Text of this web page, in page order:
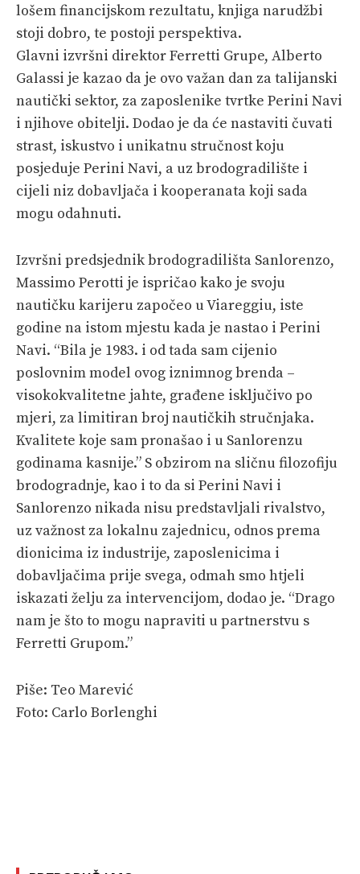
lošem financijskom rezultatu, knjiga narudžbi
stoji dobro, te postoji perspektiva.
Glavni izvršni direktor Ferretti Grupe, Alberto
Galassi je kazao da je ovo važan dan za talijanski
nautički sektor, za zaposlenike tvrtke Perini Navi
i njihove obitelji. Dodao je da će nastaviti čuvati
strast, iskustvo i unikatnu stručnost koju
posjeduje Perini Navi, a uz brodogradilište i
cijeli niz dobavljača i kooperanata koji sada
mogu odahnuti.
Izvršni predsjednik brodogradilišta Sanlorenzo,
Massimo Perotti je ispričao kako je svoju
nautičku karijeru započeo u Viareggiu, iste
godine na istom mjestu kada je nastao i Perini
Navi. “Bila je 1983. i od tada sam cijenio
poslovnim model ovog iznimnog brenda –
visokokvalitetne jahte, građene isključivo po
mjeri, za limitiran broj nautičkih stručnjaka.
Kvalitete koje sam pronašao i u Sanlorenzu
godinama kasnije.” S obzirom na sličnu filozofiju
brodogradnje, kao i to da si Perini Navi i
Sanlorenzo nikada nisu predstavljali rivalstvo,
uz važnost za lokalnu zajednicu, odnos prema
dionicima iz industrije, zaposlenicima i
dobavljačima prije svega, odmah smo htjeli
iskazati želju za intervencijom, dodao je. “Drago
nam je što to mogu napraviti u partnerstvu s
Ferretti Grupom.”
Piše: Teo Marević
Foto: Carlo Borlenghi